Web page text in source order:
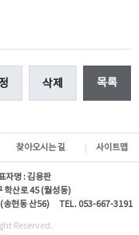
삭제 목록
찾아오시는 길 사이트맵
자명 : 김용판
학산로 45 (월성동)
(송현동 산56) TEL. 053-667-3191
Reserved.